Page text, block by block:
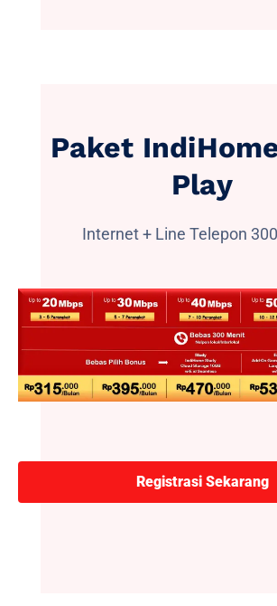
Paket
Play
Internet + Line Telepon
Registrasi Sekarang